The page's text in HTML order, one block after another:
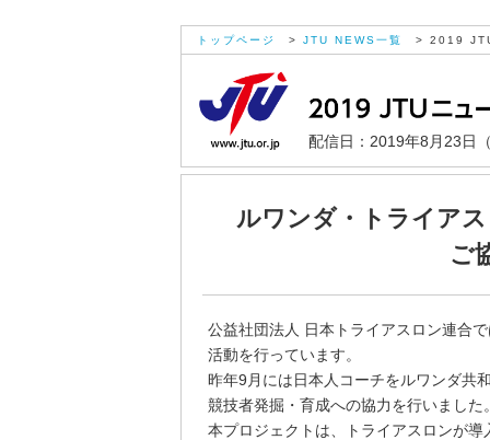
トップページ > JTU NEWS一覧 > 2019
配信日：2019年8月23日
ルワンダ・トライア
ご
公益社団法人 日本トライアスロン連合
活動を行っています。
昨年9月には日本人コーチをルワンダ共
競技者発掘・育成への協力を行いました
本プロジェクトは、トライアスロンが